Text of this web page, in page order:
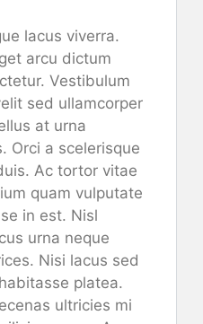
lacus viverra.
arcu dictum
Vestibulum
sed ullamcorper
at urna
Orci a scelerisque
Ac tortor vitae
quam vulputate
in est. Nisl
urna neque
Nisi lacus sed
platea.
ultricies mi